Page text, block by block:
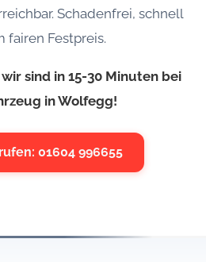
Schadenfrei, schnell
fairen Festpreis.
sind in 15-30 Minuten bei
in Wolfegg!
01604 996655